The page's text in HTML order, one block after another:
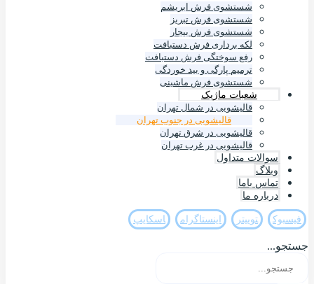
شستشوی فرش ابریشم
شستشوی فرش تبریز
شستشوی فرش بیجار
لکه برداری فرش دستبافت
رفع سوختگی فرش دستبافت
ترمیم پارگی و بید خوردگی
شستشوی فرش ماشینی
شعبات ماژیک
قالیشویی در شمال تهران
قالیشویی در جنوب تهران
قالیشویی در شرق تهران
قالیشویی در غرب تهران
سوالات متداول
وبلاگ
تماس باما
درباره ما
فيسبوک تويیتر اینستاگرام اسکایپ
جستجو...